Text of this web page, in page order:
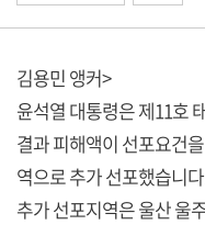
김용민 앵커>
윤석열 대통령은 제11호
결과 피해액이 선포요건
역으로 추가 선포했습니
추가 선포지역은 울산 울